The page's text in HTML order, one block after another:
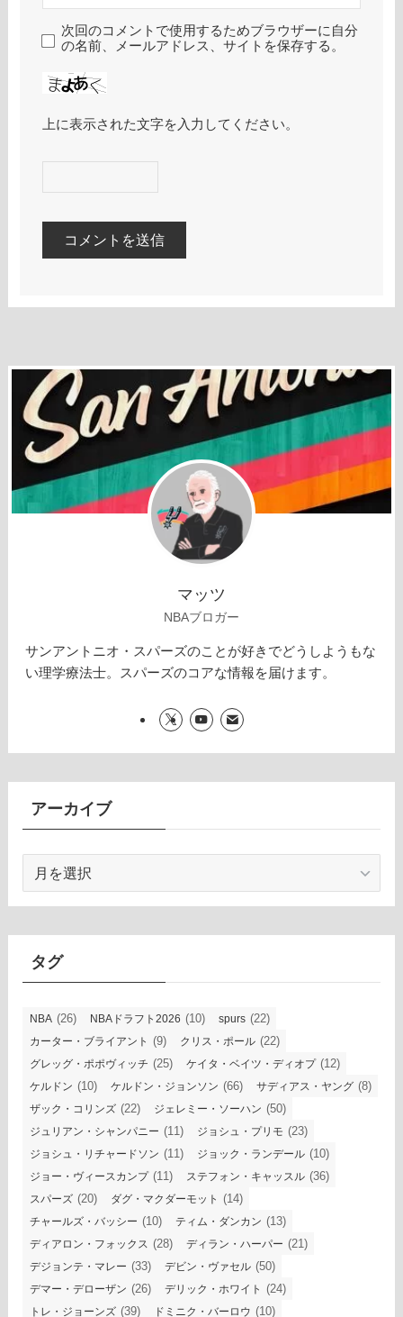
次回のコメントで使用するためブラウザーに自分
の名前、メールアドレス、サイトを保存する。
上に表示された文字を入力してください。
マッツ
NBAブロガー
サンアントニオ・スパーズのことが好きでどうしようもな
い理学療法士。スパーズのコアな情報を届けます。
アーカイブ
カ
イ
タグ
NBA (26) NBAドラフト2026 (10) spurs (22)
カーター・ブライアント (9) クリス・ポール (22)
グレッグ・ポポヴィッチ (25) ケイタ・ベイツ・ディオプ(12)
ケルドン (10) ケルドン・ジョンソン (66) サディアス・ヤング (8)
ザック・コリンズ (22) ジェレミー・ソーハン (50)
ジュリアン・シャンパニー (11) ジョシュ・プリモ (23)
ジョシュ・リチャードソン (11) ジョック・ランデール (10)
ジョー・ヴィースカンプ(11) ステフォン・キャッスル (36)
スパーズ (20) ダグ・マクダーモット (14)
チャールズ・バッシー (10) ティム・ダンカン (13)
ディアロン・フォックス (28) ディラン・ハーパー (21)
デジョンテ・マレー (33) デビン・ヴァセル (50)
デマー・デローザン (26) デリック・ホワイト (24)
トレ・ジョーンズ (39) ドミニク・バーロウ (10)